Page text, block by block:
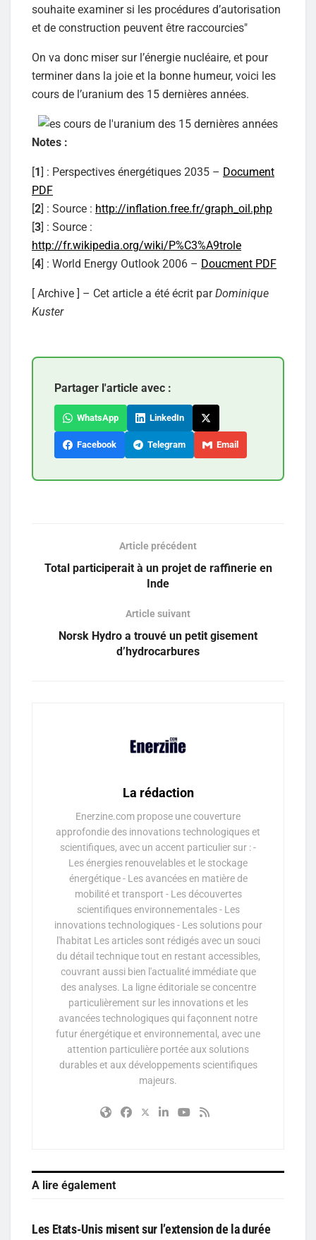
souhaite examiner si les procédures d’autorisation
et de construction peuvent être raccourcies"
On va donc miser sur l’énergie nucléaire, et pour
terminer dans la joie et la bonne humeur, voici les
cours de l’uranium des 15 dernières années.
Notes :
[1] : Perspectives énergétiques 2035 – Document
PDF
[2] : Source : http://inflation.free.fr/graph_oil.php
[3] : Source :
http://fr.wikipedia.org/wiki/P%C3%A9trole
[4] : World Energy Outlook 2006 – Doucment PDF
[ Archive ] – Cet article a été écrit parDominique
Kuster
Partager l'article avec :
WhatsApp LinkedIn
Facebook Telegram Email
Article précédent
Total participerait à un projet de raffinerie en
Inde
Article suivant
Norsk Hydro a trouvé un petit gisement
d’hydrocarbures
La rédaction
Enerzine.com propose une couverture
approfondie des innovations technologiques et
scientifiques, avec un accent particulier sur : -
Les énergies renouvelables et le stockage
énergétique - Les avancées en matière de
mobilité et transport - Les découvertes
scientifiques environnementales - Les
innovations technologiques - Les solutions pour
l'habitat Les articles sont rédigés avec un souci
du détail technique tout en restant accessibles,
couvrant aussi bien l'actualité immédiate que
des analyses. La ligne éditoriale se concentre
particulièrement sur les innovations et les
avancées technologiques qui façonnent notre
futur énergétique et environnemental, avec une
attention particulière portée aux solutions
durables et aux développements scientifiques
majeurs.
A lire également
Les Etats-Unis misent sur l’extension de la durée